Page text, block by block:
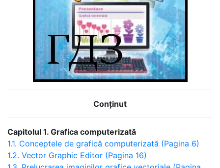
Conținut
Capitolul 1. Grafica computerizată
1.1. Conceptele de grafică computerizată (Pagina 6)
1.2. Vector Graphic Editor (Pagina 16)